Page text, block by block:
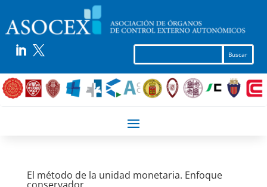
 
El método de la unidad monetaria. Enfoque